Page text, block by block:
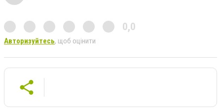
0,0
Авторизуйтесь, щоб оцінити